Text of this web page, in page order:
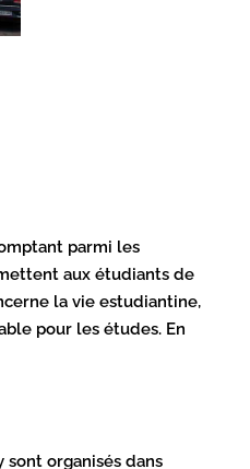
parmi les
aux étudiants de
la vie estudiantine,
pour les études. En
organisés dans